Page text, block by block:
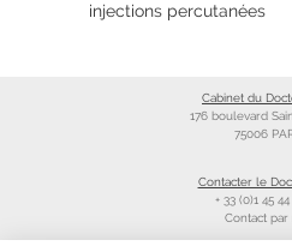
injections percutanées
Cabinet du
176 boulevard
75006
Contacter le
+ 33 (0)1 45
Contact par